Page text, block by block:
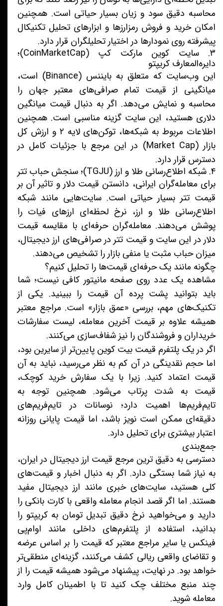
محاسبه دقیق سود و زیان بسیار حیاتی است. همچنین
امکان خرید و فروش رمزارزها و ابزارهای تحلیل تکنیکال
پیشرفته روی نمودارها در اختیار تحلیلگران قرار دارد.
۳. سایت کوین مارکت کپ (CoinMarketCap)؛
دایره‌المعارف کریپتو
این وب‌سایت که متعلق به بایننس (Binance) است،
میانگینی از قیمت تمام صرافی‌های معتبر جهان را
محاسبه و نمایش می‌دهد. اگر به دنبال قیمت میانگین
دلاری هستید، این سایت گزینه مناسبی است. همچنین
اطلاعات مربوط به شبکه‌ها، توکن‌های لایه ۲ و ارزش کل
بازار (Market Cap) در این مرجع با جزئیات کامل در
دسترس قرار دارد.
۴. شبکه اطلاع‌رسانی طلا و ارز (TGJU)؛ سنجش حباب تتر
برای معامله‌گران ایرانی، دانستن قیمت دلار و تاثیر آن بر
قیمت تتر بسیار حیاتی است. سایت‌هایی مانند شبکه
اطلاع‌رسانی طلا و ارز، نرخ لحظه‌ای ارزهای فیات را
پوشش می‌دهند. معامله‌گران حرفه‌ای با مقایسه قیمت
دلار در این سایت و قیمت تتر در صرافی‌های ارز دیجیتال،
میزان حباب مثبت یا منفی بازار را تشخیص می‌دهند.
چگونه مانند یک حرفه‌ای قیمت‌ها را تحلیل کنیم؟
مشاهده یک عدد روی صفحه مانیتور کافی نیست؛ شما
باید بتوانید پشت پرده آن قیمت را ببینید. یکی از
تکنیک‌های مهم، بررسی «عمق بازار» است. مراجع معتبر
همیشه علاوه بر قیمت آخرین معامله، لیست سفارشات
خریداران و فروشندگان را نیز شفاف‌سازی می‌کنند.
اگر در یک پلتفرم قیمت بیت کوین پایین‌تر از سایرین بود،
اما حجم نقدینگی در آن کم به نظر می‌رسید، نباید به آن
قیمت اعتماد کنید. زیرا با یک سفارش خرید کوچک،
قیمت به شدت پرتاب می‌شود. همچنین توجه به
تایم‌فریم‌ها اهمیت دارد؛ نوسانات در تایم‌فریم‌های
دقیقه‌ای ممکن است نویز باشد، اما قیمت پایانی روزانه
اعتبار بیشتری برای تحلیل دارد.
جمع‌بندی
دسترسی به دقیق‌ ترین مرجع قیمت ارز دیجیتال در ایران،
به نیاز شما بستگی دارد. اگر به دنبال اخبار و قیمت‌های
کلی هستید، سایت‌های خبری مانند ارز دیجیتال مفید
هستند. اما اگر قصد انجام معامله واقعی با کارت بانکی را
دارید و می‌خواهید نرخ دقیق تبدیل تومان به کریپتو را
بدانید، استفاده از پلتفرم‌های داخلی مانند او‌ام‌پی
فینکس یا سایر مراجع معتبر که قیمت را بر اساس عرضه
و تقاضای واقعی ریالی کشف می‌کنند، گزینه‌ای منطقی‌تر
خواهد بود. در نهایت، پیشنهاد می‌شود همیشه قیمت را از
چند منبع مختلف چک کنید تا با اطمینان کامل وارد
معامله شوید.